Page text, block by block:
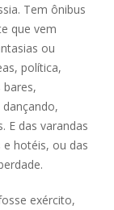
Tem ônibus
que vem
ou
política,
bares,
E das varandas
hotéis, ou das
exército,